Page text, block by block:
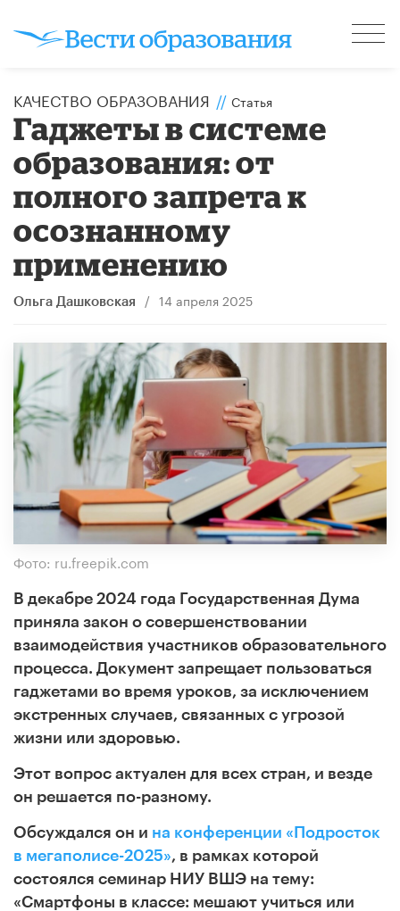
КАЧЕСТВО ОБРАЗОВАНИЯ // Статья
Гаджеты в системе
образования: от
полного запрета к
осознанному
применению
Ольга Дашковская / 14 апреля 2025
Фото: ru.freepik.com
В декабре 2024 года Государственная Дума
приняла закон о совершенствовании
взаимодействия участников образовательного
процесса. Документ запрещает пользоваться
гаджетами во время уроков, за исключением
экстренных случаев, связанных с угрозой
жизни или здоровью.
Этот вопрос актуален для всех стран, и везде
он решается по-разному.
Обсуждался он и на конференции «Подросток
в мегаполисе-2025», в рамках которой
состоялся семинар НИУ ВШЭ на тему:
«Смартфоны в классе: мешают учиться или